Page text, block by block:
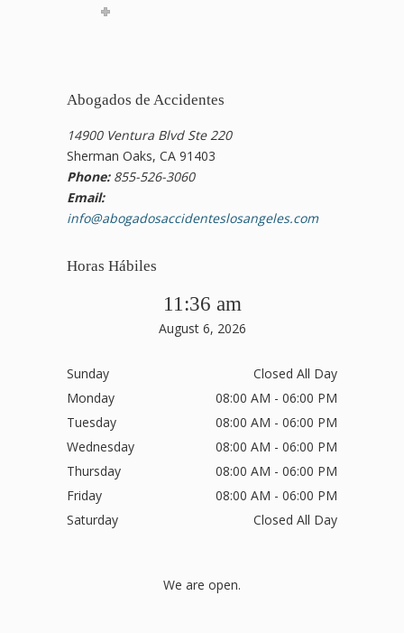
Abogados de Accidentes
14900 Ventura Blvd Ste 220
Sherman Oaks, CA 91403
Phone:855-526-3060
Email:
info@abogadosaccidenteslosangeles.com
Horas Hábiles
11:36 am
August 6, 2026
Sunday
Closed All Day
Monday
08:00 AM - 06:00 PM
Tuesday
08:00 AM - 06:00 PM
Wednesday
08:00 AM - 06:00 PM
Thursday
08:00 AM - 06:00 PM
Friday
08:00 AM - 06:00 PM
Saturday
Closed All Day
We are open.